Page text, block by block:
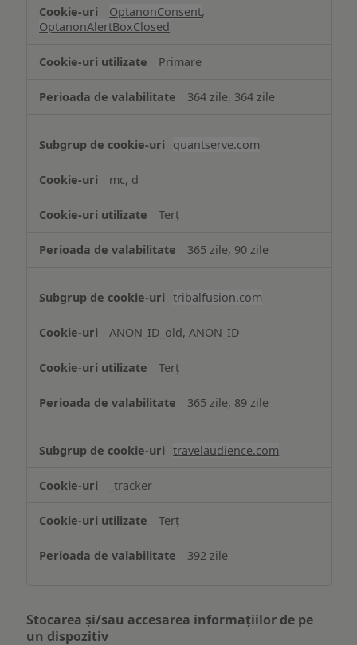
OptanonConsent,
OptanonAlertBoxClosed
Primare
364 zile, 364 zile
quantserve.com
mc, d
Terț
365 zile, 90 zile
tribalfusion.com
ANON_ID_old, ANON_ID
Terț
365 zile, 89 zile
travelaudience.com
_tracker
Terț
392 zile
Stocarea și/sau accesarea informațiilor de pe
un dispozitiv